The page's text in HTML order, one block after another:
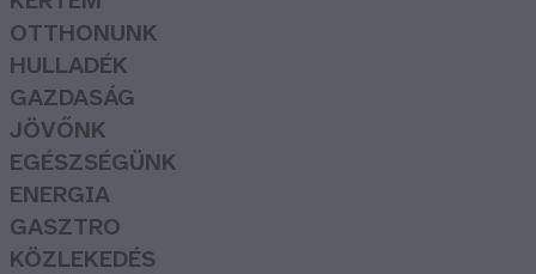
OTTHONUNK
HULLADÉK
GAZDASÁG
JÖVŐNK
EGÉSZSÉGÜNK
ENERGIA
GASZTRO
KÖZLEKEDÉS